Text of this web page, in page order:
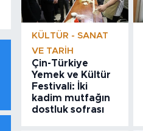
KÜLTÜR - SANAT
VE TARIH
Çin-Türkiye
Yemek ve Kültür
Festivali: İki
kadim mutfağın
dostluk sofrası